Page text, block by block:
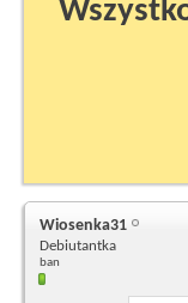
Wiosenka31
Debiutantka
ban